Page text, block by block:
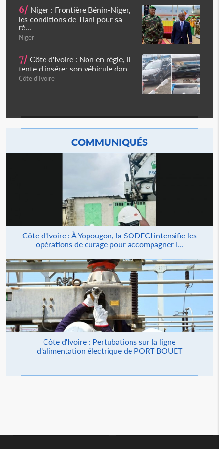
6/ Niger : Frontière Bénin-Niger,
les conditions de Tiani pour sa
ré...
Niger
7/ Côte d'Ivoire : Non en règle, il
tente d'insérer son véhicule dan...
Côte d'Ivoire
COMMUNIQUÉS
Côte d'Ivoire : À Yopougon, la SODECI intensifie les
opérations de curage pour accompagner l...
Côte d'Ivoire : Pertubations sur la ligne
d'alimentation électrique de PORT BOUET